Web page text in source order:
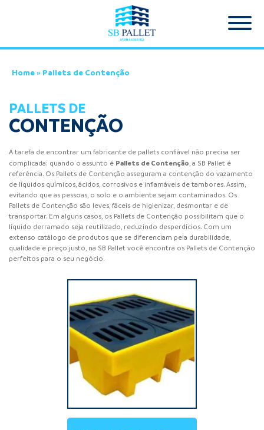
Home» Pallets de Contenção
PALLETS DE
CONTENÇÃO
A tarefa de encontrar um fabricante de pallets confiável não precisa ser
complicada: quando o assunto é Pallets de Contenção, a SB Pallet é
referência. Os Pallets de Contenção asseguram a contenção do vazamento
de líquidos químicos, ácidos, corrosivos e inflamáveis de tambores. Assim,
evitando que as pessoas, o solo e o ambiente sejam contaminados. Os
Pallets de Contenção são leves, fáceis de higienizar, desmontar e de
transportar. Em alguns casos, os Pallets de Contenção possibilitam que o
líquido derramado seja reutilizado, reduzindo desperdícios. Com um
extenso catálogo de produtos que se diferenciam pela durabilidade,
qualidade e preço justo, na SB Pallet você encontra os Pallets de Contenção
perfeitos para o seu negócio.